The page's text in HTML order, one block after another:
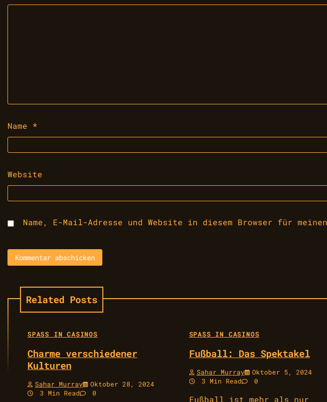
Name *
Website
Name, E-Mail-Adresse und Website in diesem Browser für
Related Posts
SPASS IN CASINOS
Charme verschiedener
Kulturen
Sahar Murray
Oktober 28, 2024
3 Min Read
0
SPASS IN CASINOS
Fußball: Das Spektakel
Sahar Murray
Oktober 5, 2024
3 Min Read
0
Fußball ist mehr als nur